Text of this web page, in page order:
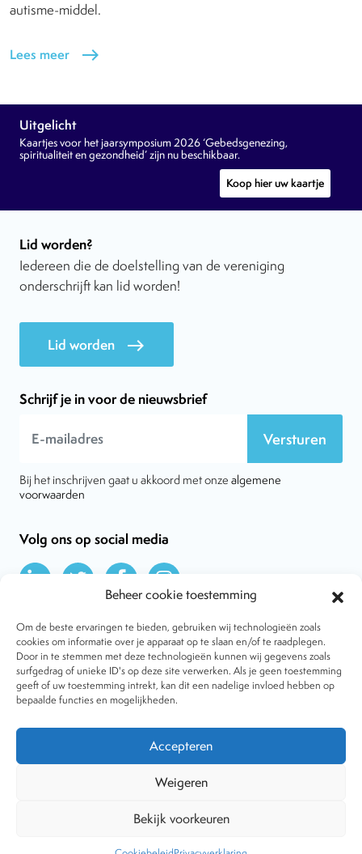
Beheer cookie toestemming
Om de beste ervaringen te bieden, gebruiken wij technologieën zoals
cookies om informatie over je apparaat op te slaan en/of te raadplegen.
Door in te stemmen met deze technologieën kunnen wij gegevens zoals
surfgedrag of unieke ID's op deze site verwerken. Als je geen toestemming
geeft of uw toestemming intrekt, kan dit een nadelige invloed hebben op
bepaalde functies en mogelijkheden.
Accepteren
Weigeren
Bekijk voorkeuren
autisme-middel.
Lees meer east
Uitgelicht
Kaartjes voor het jaarsymposium 2026 ‘Gebedsgenezing,
spiritualiteit en gezondheid’ zijn nu beschikbaar.
Koop hier uw kaartje
Lid worden?
Iedereen die de doelstelling van de vereniging
onderschrijft kan lid worden!
Lid worden east
Schrijf je in voor de nieuwsbrief
Versturen
Bij het inschrijven gaat u akkoord met onze algemene
voorwaarden
Volg ons op social media
Over VtdK
Contact
Nieuws
Behandelwijzen
Dossiers
Tijdschrift
Copyright © 2001-2026 Vereniging tegen de Kwakzalverij. Alle